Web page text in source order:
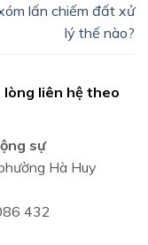
lấn chiếm đất xử
lý thế nào?
lòng liên hệ theo
sự
Hà Huy
432